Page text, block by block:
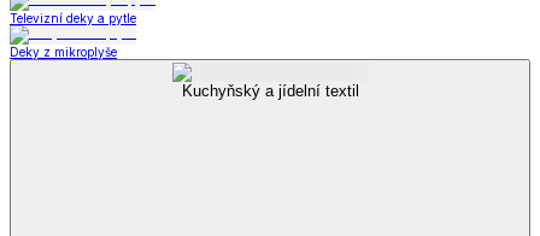
Televizní deky a pytle
Deky z mikroplyše
Kuchyňský a jídelní textil